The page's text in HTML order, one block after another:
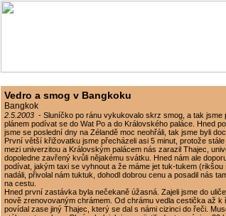
Vedro a smog v Bangkoku
Bangkok
2.5.2003 - Sluníčko po ránu vykukovalo skrz smog, a tak
plánem podívat se do Wat Po a do Královského paláce. Hned
jsme se poslední dny na Zélandě moc neohřáli, tak jsme byli
První větší křižovatku jsme přecházeli asi 5 minut, protože
mezi univerzitou a Královským palácem nás zarazil Thajec,
dopoledne zavřený kvůli nějakému svátku. Hned nám ale
podívat, jakým taxi se vyhnout a že máme jet tuk-tukem
nadáli, přivolal nám tuktuk, dohodl dobrou cenu a posadil nás
na cestu.
Hned první zastávka byla nečekaně úžasná. Zajeli jsme do
nově zrenovovaným chrámem. Od chrámu vedla cestička až
povídal zase jiný Thajec, který se dal s námi cizinci do řeči.